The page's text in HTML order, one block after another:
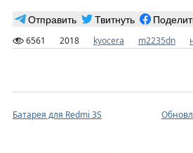
Отправить Твитнуть
6561 2018 kyocera m2235dn
Батарея для Redmi 3S